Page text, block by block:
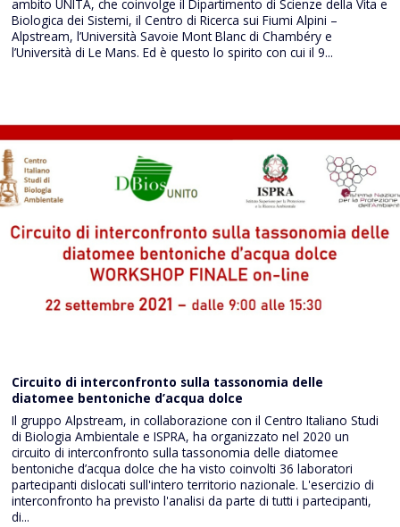
ambito UNITA, che coinvolge il Dipartimento di Scienze della Vita e
Biologica dei Sistemi, il Centro di Ricerca sui Fiumi Alpini –
Alpstream, l’Università Savoie Mont Blanc di Chambéry e
l’Università di Le Mans. Ed è questo lo spirito con cui il 9...
Circuito di interconfronto sulla tassonomia delle
diatomee bentoniche d’acqua dolce
Il gruppo Alpstream, in collaborazione con il Centro Italiano Studi
di Biologia Ambientale e ISPRA, ha organizzato nel 2020 un
circuito di interconfronto sulla tassonomia delle diatomee
bentoniche d’acqua dolce che ha visto coinvolti 36 laboratori
partecipanti dislocati sull'intero territorio nazionale. L'esercizio di
interconfronto ha previsto l'analisi da parte di tutti i partecipanti,
di...